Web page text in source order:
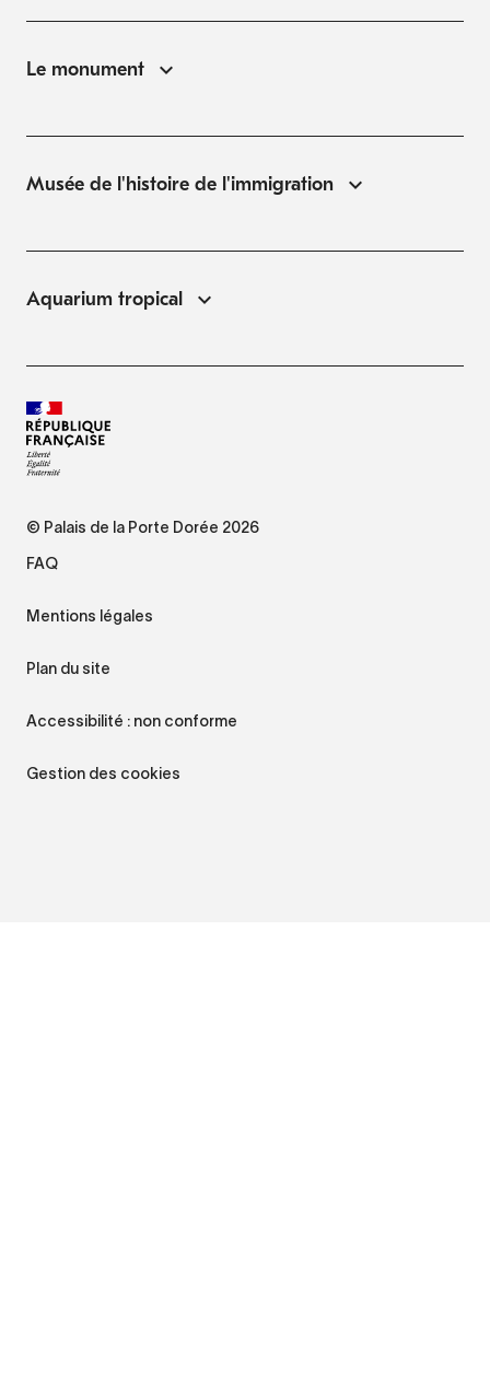
Le monument
Musée de l'histoire de l'immigration
Aquarium tropical
© Palais de la Porte Dorée 2026
FAQ
Mentions légales
Plan du site
Accessibilité : non conforme
Gestion des cookies